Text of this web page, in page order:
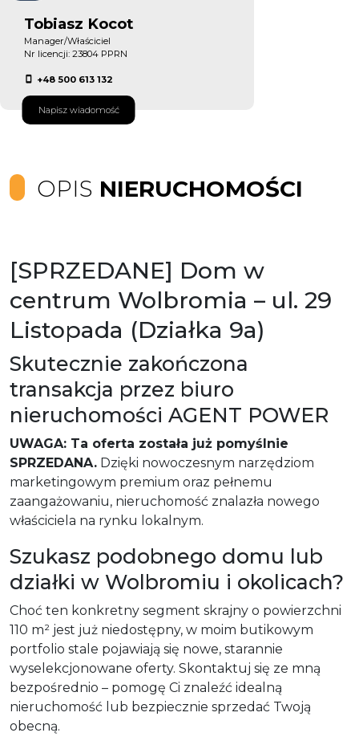
Tobiasz Kocot
Manager/Właściciel
Nr licencji: 23804 PPRN
+48 500 613 132
Napisz wiadomość
OPIS NIERUCHOMOŚCI
[SPRZEDANE] Dom w
centrum Wolbromia – ul. 29
Listopada (Działka 9a)
Skutecznie zakończona
transakcja przez biuro
nieruchomości AGENT POWER
UWAGA: Ta oferta została już pomyślnie
SPRZEDANA. Dzięki nowoczesnym narzędziom
marketingowym premium oraz pełnemu
zaangażowaniu, nieruchomość znalazła nowego
właściciela na rynku lokalnym.
Szukasz podobnego domu lub
działki w Wolbromiu i okolicach?
Choć ten konkretny segment skrajny o powierzchni
110 m² jest już niedostępny, w moim butikowym
portfolio stale pojawiają się nowe, starannie
wyselekcjonowane oferty. Skontaktuj się ze mną
bezpośrednio – pomogę Ci znaleźć idealną
nieruchomość lub bezpiecznie sprzedać Twoją
obecną.